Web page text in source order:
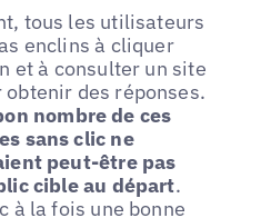
tous les utilisateurs
enclins à cliquer
et à consulter un site
obtenir des réponses.
nombre de ces
sans clic ne
peut-être pas
cible au départ.
à la fois une bonne